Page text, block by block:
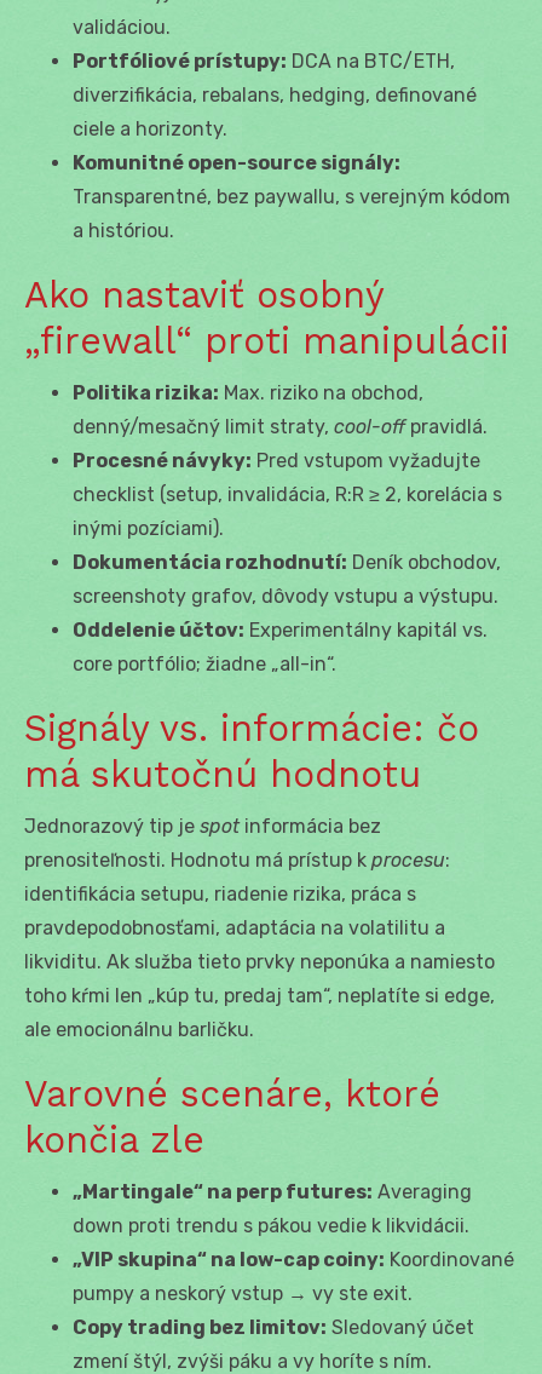
validáciou.
Portfóliové prístupy: DCA na BTC/ETH,
diverzifikácia, rebalans, hedging, definované
ciele a horizonty.
Komunitné open-source signály:
Transparentné, bez paywallu, s verejným kódom
a históriou.
Ako nastaviť osobný
„firewall“ proti manipulácii
Politika rizika: Max. riziko na obchod,
denný/mesačný limit straty, cool-offpravidlá.
Procesné návyky: Pred vstupom vyžadujte
checklist (setup, invalidácia, R:R ≥ 2, korelácia s
inými pozíciami).
Dokumentácia rozhodnutí: Deník obchodov,
screenshoty grafov, dôvody vstupu a výstupu.
Oddelenie účtov: Experimentálny kapitál vs.
core portfólio; žiadne „all-in“.
Signály vs. informácie: čo
má skutočnú hodnotu
Jednorazový tip je spotinformácia bez
prenositeľnosti. Hodnotu má prístup k procesu:
identifikácia setupu, riadenie rizika, práca s
pravdepodobnosťami, adaptácia na volatilitu a
likviditu. Ak služba tieto prvky neponúka a namiesto
toho kŕmi len „kúp tu, predaj tam“, neplatíte si edge,
ale emocionálnu barličku.
Varovné scenáre, ktoré
končia zle
„Martingale“ na perp futures: Averaging
down proti trendu s pákou vedie k likvidácii.
„VIP skupina“ na low-cap coiny: Koordinované
pumpy a neskorý vstup → vy ste exit.
Copy trading bez limitov: Sledovaný účet
zmení štýl, zvýši páku a vy horíte s ním.